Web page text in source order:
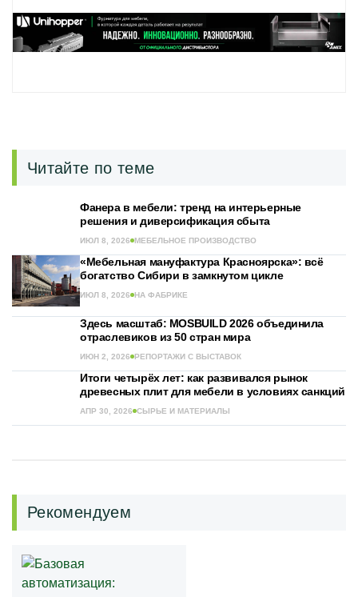
Читайте по теме
Фанера в мебели: тренд на интерьерные
решения и диверсификация сбыта
ИЮЛ 8, 2026 МЕБЕЛЬНОЕ ПРОИЗВОДСТВО
«Мебельная мануфактура Красноярска»: всё
богатство Сибири в замкнутом цикле
ИЮЛ 8, 2026 НА ФАБРИКЕ
Здесь масштаб: MOSBUILD 2026 объединила
отраслевиков из 50 стран мира
ИЮН 2, 2026 РЕПОРТАЖИ С ВЫСТАВОК
Итоги четырёх лет: как развивался рынок
древесных плит для мебели в условиях санкций
АПР 30, 2026 СЫРЬЕ И МАТЕРИАЛЫ
Рекомендуем